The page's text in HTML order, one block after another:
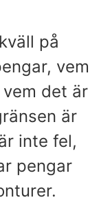
på
vem
det är
är
inte fel,
pengar